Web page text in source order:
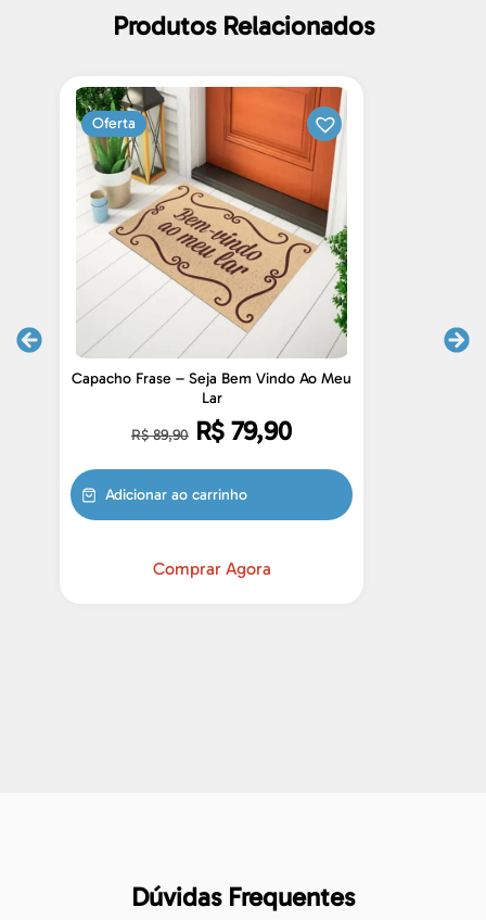
Produtos Relacionados
Oferta
Capacho Frase – Seja Bem Vindo Ao Meu
Lar
R$89,90 R$ 79,90
Adicionar ao carrinho
Comprar Agora
Dúvidas Frequentes